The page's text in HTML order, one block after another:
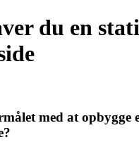
du en
med at opbygge